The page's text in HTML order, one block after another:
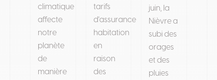
climatique
affecte
notre
planète
de
manière
tarifs
d'assurance
habitation
en
raison
des
juin, la
Nièvre a
subi des
orages
et des
pluies